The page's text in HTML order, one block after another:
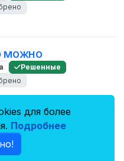
можно
Решенные
Это
проблема
Решенные
для более
Подробнее